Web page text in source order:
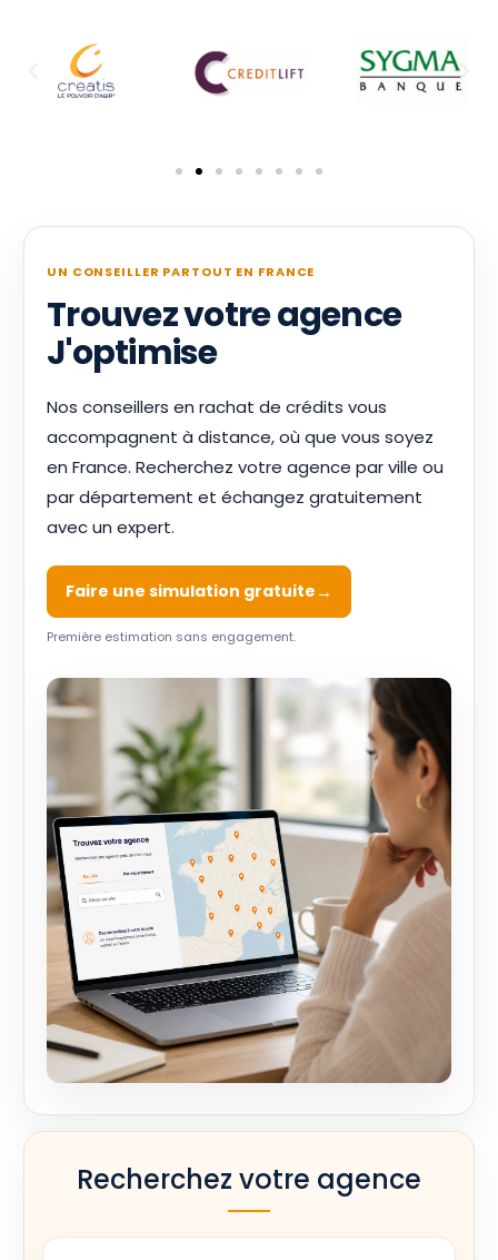
UN CONSEILLER PARTOUT EN FRANCE
Trouvez votre agence
J'optimise
Nos conseillers en rachat de crédits vous
accompagnent à distance, où que vous soyez
en France. Recherchez votre agence par ville ou
par département et échangez gratuitement
avec un expert.
Faire une simulation gratuite
Première estimation sans engagement.
Recherchez votre agence